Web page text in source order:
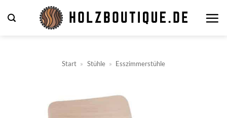
Inhalt
Start » Stühle » Esszimmerstühle